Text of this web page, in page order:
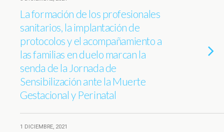
La formación de los profesionales
sanitarios, la implantación de
protocolos y el acompañamiento a
las familias en duelo marcan la
senda de la Jornada de
Sensibilización ante la Muerte
Gestacional y Perinatal
1 DICIEMBRE, 2021